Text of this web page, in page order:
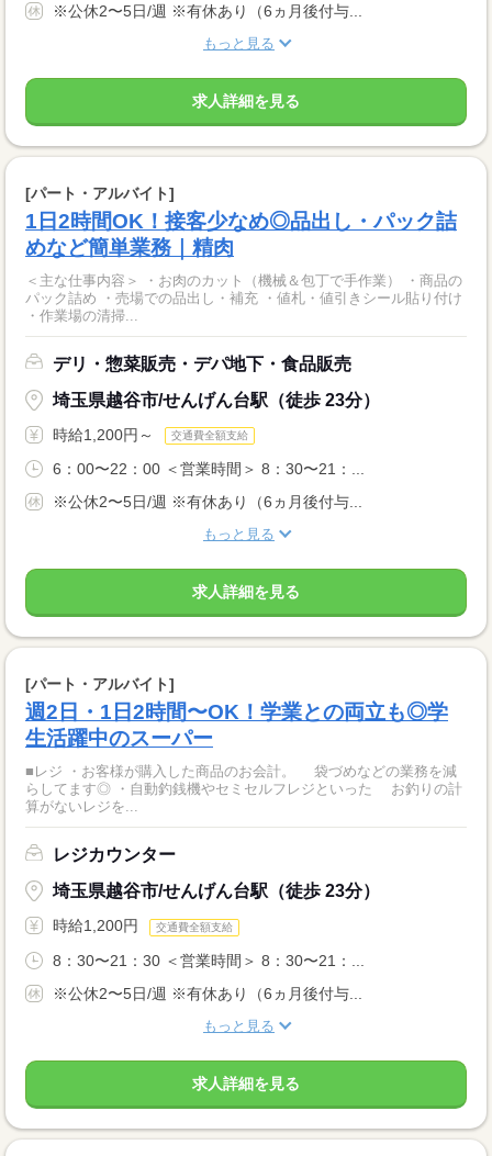
※公休2〜5日/週 ※有休あり（6ヵ月後付与...
もっと見る
求人詳細を見る
[パート・アルバイト]
1日2時間OK！接客少なめ◎品出し・パック詰
めなど簡単業務｜精肉
＜主な仕事内容＞ ・お肉のカット（機械＆包丁で手作業） ・商品の
パック詰め ・売場での品出し・補充 ・値札・値引きシール貼り付け
・作業場の清掃...
デリ・惣菜販売・デパ地下・食品販売
埼玉県越谷市/せんげん台駅（徒歩 23分）
時給1,200円～ 交通費全額支給
6：00〜22：00 ＜営業時間＞ 8：30〜21：...
※公休2〜5日/週 ※有休あり（6ヵ月後付与...
もっと見る
求人詳細を見る
[パート・アルバイト]
週2日・1日2時間〜OK！学業との両立も◎学
生活躍中のスーパー
■レジ ・お客様が購入した商品のお会計。 袋づめなどの業務を減
らしてます◎ ・自動釣銭機やセミセルフレジといった お釣りの計
算がないレジを...
レジカウンター
埼玉県越谷市/せんげん台駅（徒歩 23分）
時給1,200円 交通費全額支給
8：30〜21：30 ＜営業時間＞ 8：30〜21：...
※公休2〜5日/週 ※有休あり（6ヵ月後付与...
もっと見る
求人詳細を見る